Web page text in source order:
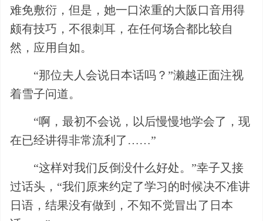
难免敷衍，但是，她一口浓重的大阪口音用得
颇有技巧，不很刺耳，在任何场合都比较自
然，应用自如。
“那位夫人会说日本话吗？”濑越正面注视
着雪子问道。
“啊，最初不会说，以后慢慢地学会了，现
在已经讲得非常流利了……”
“这样对我们反倒没什么好处。”幸子又接
过话头，“我们原来约定了学习的时候决不准讲
日语，结果没有做到，不知不觉冒出了日本